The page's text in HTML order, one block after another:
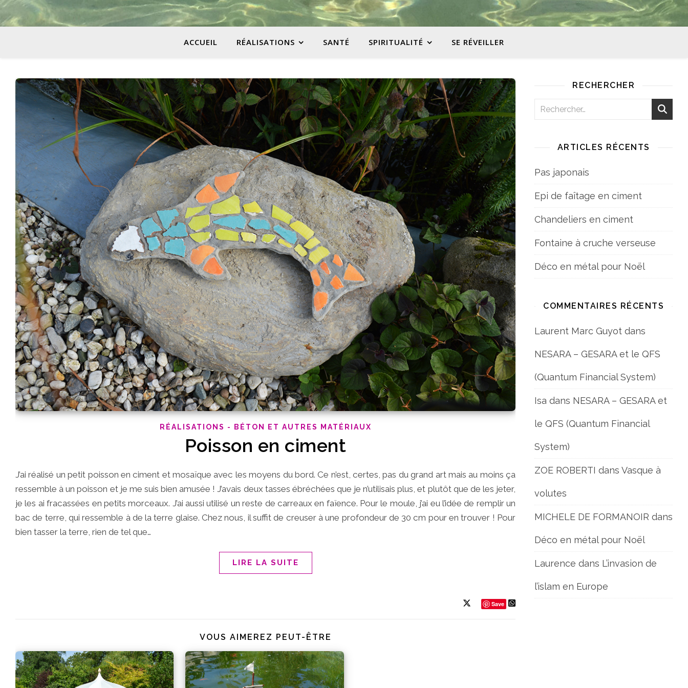
ACCUEIL RÉALISATIONS SANTÉ SPIRITUALITÉ SE RÉVEILLER
RÉALISATIONS - BÉTON ET AUTRES MATÉRIAUX
Poisson en ciment
J’ai réalisé un petit poisson en ciment et mosaïque avec les moyens du bord. Ce n’est, certes, pas du grand art mais au moins ça
ressemble à un poisson et je me suis bien amusée ! J’avais deux tasses ébréchées que je n’utilisais plus, et plutôt que de les jeter,
je les ai fracassées en petits morceaux. J’ai aussi utilisé un reste de carreaux en faïence. Pour le moule, j’ai eu l’idée de remplir un
bac de terre, qui ressemble à de la terre glaise. Chez nous, il suffit de creuser à une profondeur de 30 cm pour en trouver ! Pour
bien tasser la terre, rien de tel que…
LIRE LA SUITE
Save
VOUS AIMEREZ PEUT-ÊTRE
RECHERCHER
ARTICLES RÉCENTS
Pas japonais
Epi de faîtage en ciment
Chandeliers en ciment
Fontaine à cruche verseuse
Déco en métal pour Noël
COMMENTAIRES RÉCENTS
Laurent Marc Guyot dans
NESARA – GESARA et le QFS
(Quantum Financial System)
Isa dans NESARA – GESARA et
le QFS (Quantum Financial
System)
ZOE ROBERTI dans Vasque à
volutes
MICHELE DE FORMANOIR dans
Déco en métal pour Noël
Laurence dans L’invasion de
l’islam en Europe